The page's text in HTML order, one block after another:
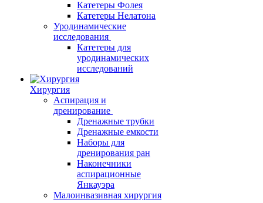
Катетеры Фолея
Катетеры Нелатона
Уродинамические
исследования
Катетеры для
уродинамических
исследований
Хирургия
Аспирация и
дренирование
Дренажные трубки
Дренажные емкости
Наборы для
дренирования ран
Наконечники
аспирационные
Янкауэра
Малоинвазивная хирургия